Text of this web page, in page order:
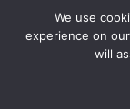
Lire la suite
We use
experience on
will